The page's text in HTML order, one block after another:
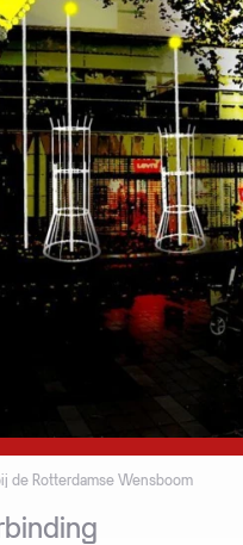
de Rotterdamse Wensboom